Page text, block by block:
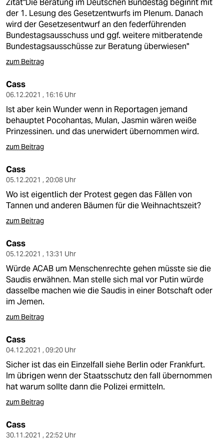
Zitat"Die Beratung im Deutschen Bundestag beginnt mit
der 1. Lesung des Gesetzentwurfs im Plenum. Danach
wird der Gesetzesentwurf an den federführenden
Bundestagsausschuss und ggf. weitere mitberatende
Bundestagsausschüsse zur Beratung überwiesen"
zum Beitrag
Cass
06.12.2021 , 16:16 Uhr
Ist aber kein Wunder wenn in Reportagen jemand
behauptet Pocohantas, Mulan, Jasmin wären weiße
Prinzessinen. und das unerwidert übernommen wird.
zum Beitrag
Cass
05.12.2021 , 20:08 Uhr
Wo ist eigentlich der Protest gegen das Fällen von
Tannen und anderen Bäumen für die Weihnachtszeit?
zum Beitrag
Cass
05.12.2021 , 13:31 Uhr
Würde ACAB um Menschenrechte gehen müsste sie die
Saudis erwähnen. Man stelle sich mal vor Putin würde
dasselbe machen wie die Saudis in einer Botschaft oder
im Jemen.
zum Beitrag
Cass
04.12.2021 , 09:20 Uhr
Sicher ist das ein Einzelfall siehe Berlin oder Frankfurt.
Im übrigen wenn der Staatsschutz den fall übernommen
hat warum sollte dann die Polizei ermitteln.
zum Beitrag
Cass
30.11.2021 , 22:52 Uhr